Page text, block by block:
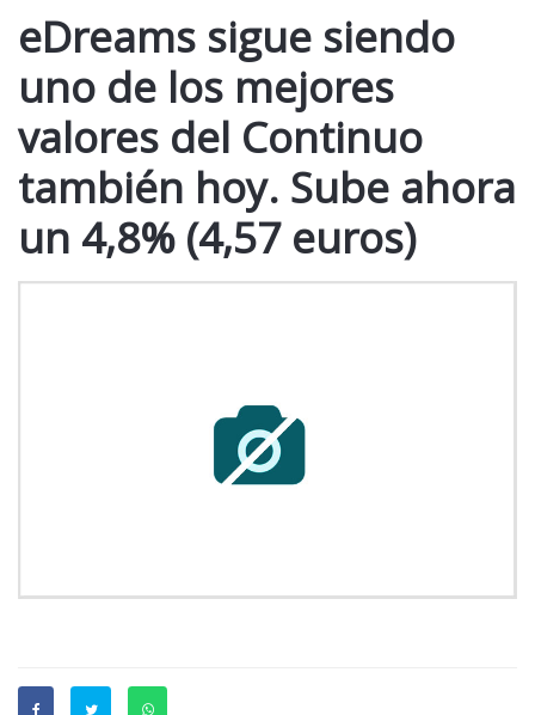
eDreams sigue siendo
uno de los mejores
valores del Continuo
también hoy. Sube ahora
un 4,8% (4,57 euros)